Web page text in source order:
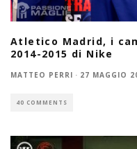
Atletico Madrid, i
2014-2015 di Nike
MATTEO PERRI · 27 MAGGIO
40 COMMENTS